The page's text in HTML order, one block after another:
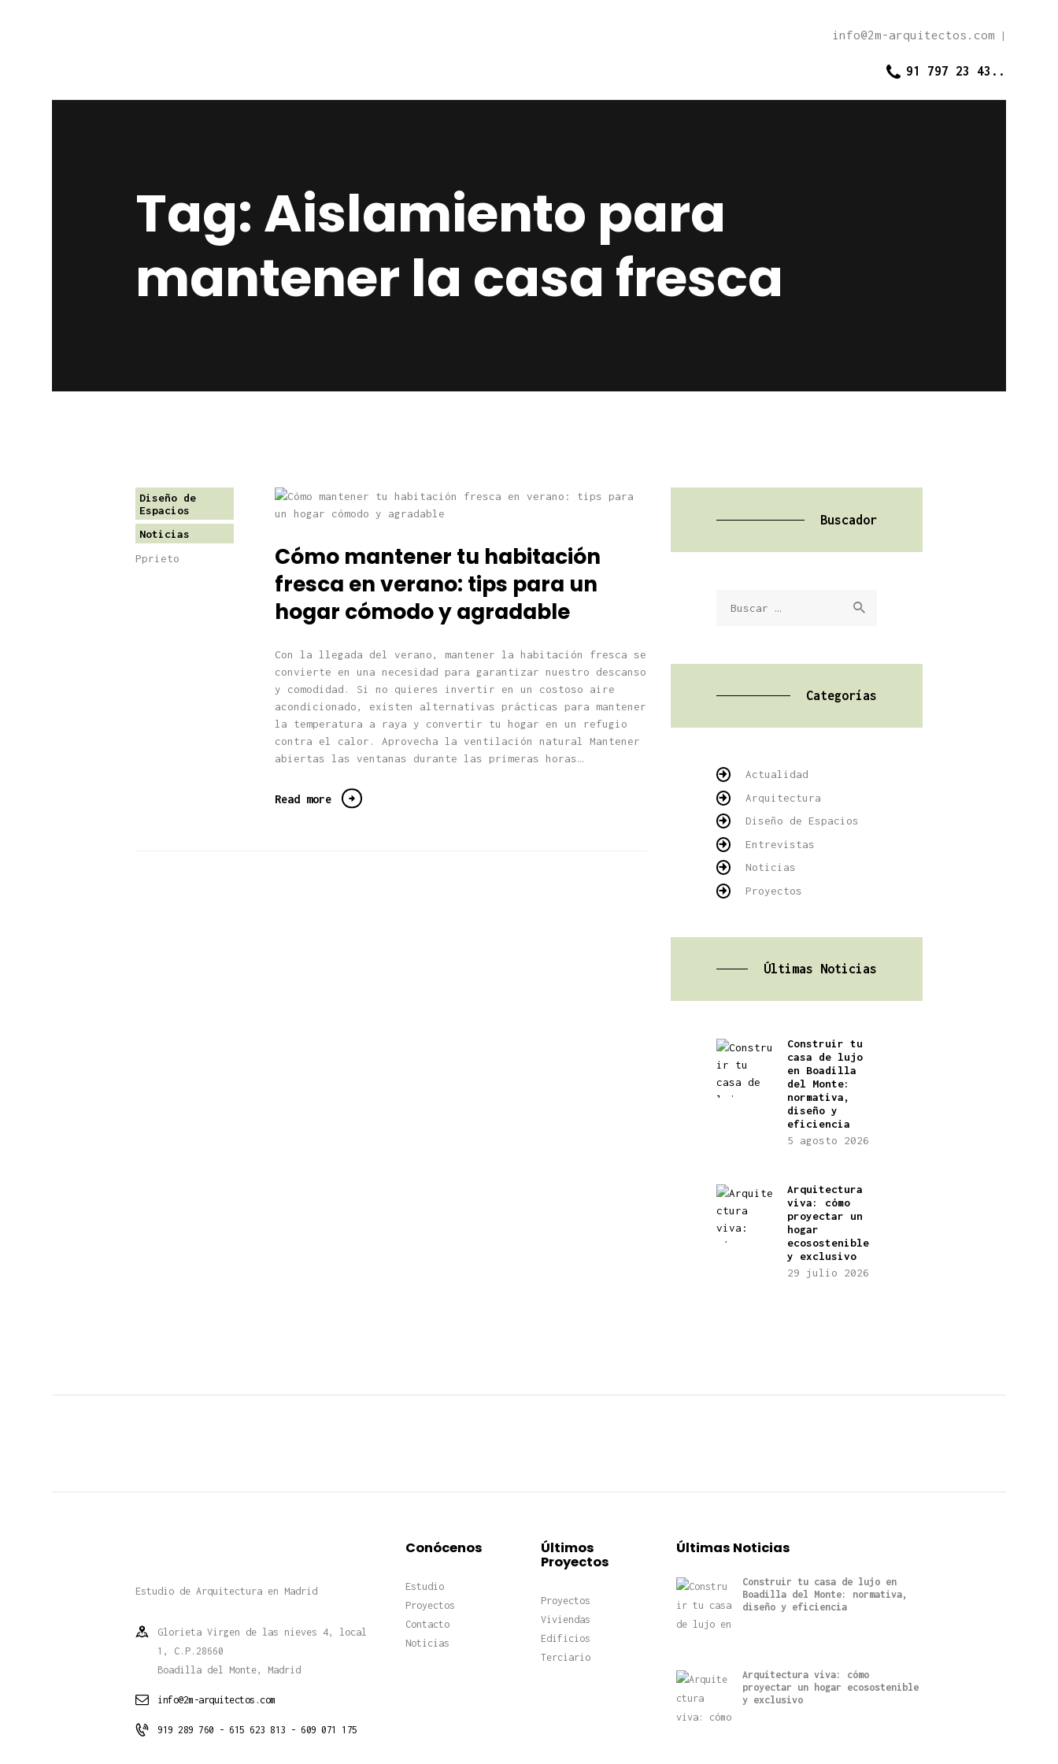
info@2m-arquitectos.com
91 797 23 43..
Tag: Aislamiento para
mantener la casa fresca
Proyectos
Contacto
Presupuesto
Online
Diseño de
Espacios
Noticias
Pprieto
Cómo mantener tu habitación
fresca en verano: tips para un
hogar cómodo y agradable
Con la llegada del verano, mantener la habitación fresca se
convierte en una necesidad para garantizar nuestro descanso
y comodidad. Si no quieres invertir en un costoso aire
acondicionado, existen alternativas prácticas para mantener
la temperatura a raya y convertir tu hogar en un refugio
contra el calor. Aprovecha la ventilación natural Mantener
abiertas las ventanas durante las primeras horas…
Read more
Buscador
Categorías
Actualidad
Arquitectura
Diseño de Espacios
Entrevistas
Noticias
Proyectos
Últimas Noticias
Construir tu
casa de lujo
en Boadilla
del Monte:
normativa,
diseño y
eficiencia
5 agosto 2026
Arquitectura
viva: cómo
proyectar un
hogar
ecosostenible
y exclusivo
29 julio 2026
Estudio de Arquitectura en Madrid
Glorieta Virgen de las nieves 4, local
1, C.P.28660
Boadilla del Monte, Madrid
info@2m-arquitectos.com
919 289 760 - 615 623 813 - 609 071 175
Conócenos
Estudio
Proyectos
Contacto
Noticias
Últimos
Proyectos
Proyectos
Viviendas
Edificios
Terciario
Últimas Noticias
Construir tu casa de lujo en
Boadilla del Monte: normativa,
diseño y eficiencia
Arquitectura viva: cómo
proyectar un hogar ecosostenible
y exclusivo